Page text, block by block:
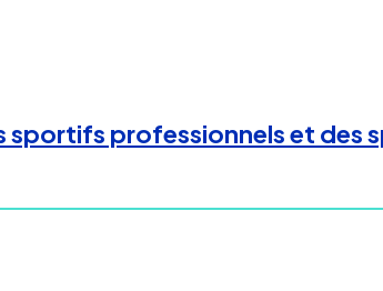
sportifs professionnels et des